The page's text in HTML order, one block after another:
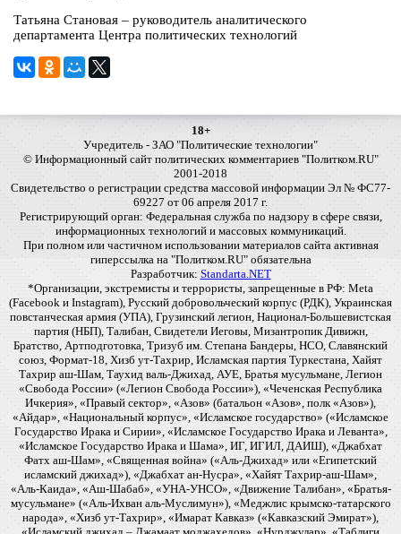
Татьяна Становая – руководитель аналитического
департамента Центра политических технологий
18+
Учредитель - ЗАО "Политические технологии"
© Информационный сайт политических комментариев "Политком.RU"
2001-2018
Свидетельство о регистрации средства массовой информации Эл № ФС77-
69227 от 06 апреля 2017 г.
Регистрирующий орган: Федеральная служба по надзору в сфере связи,
информационных технологий и массовых коммуникаций.
При полном или частичном использовании материалов сайта активная
гиперссылка на "Политком.RU" обязательна
Разработчик: Standarta.NET
*Организации, экстремисты и террористы, запрещенные в РФ: Meta
(Facebook и Instagram), Русский добровольческий корпус (РДК), Украинская
повстанческая армия (УПА), Грузинский легион, Национал-Большевистская
партия (НБП), Талибан, Свидетели Иеговы, Мизантропик Дивижн,
Братство, Артподготовка, Тризуб им. Степана Бандеры, НСО, Славянский
союз, Формат-18, Хизб ут-Тахрир, Исламская партия Туркестана, Хайят
Тахрир аш-Шам, Таухид валь-Джихад, АУЕ, Братья мусульмане, Легион
«Свобода России» («Легион Свобода России»), «Чеченская Республика
Ичкерия», «Правый сектор», «Азов» (батальон «Азов», полк «Азов»),
«Айдар», «Национальный корпус», «Исламское государство» («Исламское
Государство Ирака и Сирии», «Исламское Государство Ирака и Леванта»,
«Исламское Государство Ирака и Шама», ИГ, ИГИЛ, ДАИШ), «Джабхат
Фатх аш-Шам», «Священная война» («Аль-Джихад» или «Египетский
исламский джихад»), «Джабхат ан-Нусра», «Хайят Тахрир-аш-Шам»,
«Аль-Каида», «Аш-Шабаб», «УНА-УНСО», «Движение Талибан», «Братья-
мусульмане» («Аль-Ихван аль-Муслимун»), «Меджлис крымско-татарского
народа», «Хизб ут-Тахрир», «Имарат Кавказ» («Кавказский Эмират»),